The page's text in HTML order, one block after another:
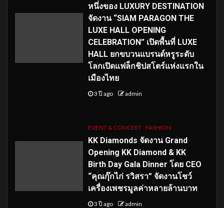
หนึ่งของ LUXURY DESTINATION
จัดงาน “SIAM PARAGON THE
LUXE HALL OPENING
CELEBRATION” เปิดพื้นที่ LUXE
HALL ยกขบวนแบรนด์หรูระดับ
โลกเปิดแฟล็กชิปสโตร์แห่งแรกใน
เมืองไทย
3 ปี ago admin
EVENT & CONCERT FASHION
KK Diamonds จัดงาน Grand
Opening KK Diamond & KK
Birth Day Gala Dinner โดย CEO
“คุณกุ๊กไก่ รวิสรา” จัดงานโชว์
เครื่องเพชรมูลค่าหลายล้านบาท
3 ปี ago admin